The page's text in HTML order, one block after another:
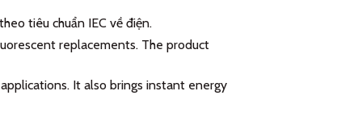
tiêu chuẩn IEC về điện.
replacements. The product
It also brings instant energy